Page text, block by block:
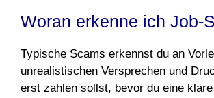
Woran erkenne ich Job-
Typische Scams erkennst du an
unrealistischen Versprechen und
erst zahlen sollst, bevor du eine